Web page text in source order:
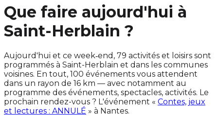
Que faire aujourd'hui à
Saint-Herblain ?
Aujourd'hui et ce week‑end, 79 activités et loisirs sont
programmés à Saint-Herblain et dans les communes
voisines. En tout, 100 événements vous attendent
dans un rayon de 16 km — avec notamment au
programme des événements, spectacles, activités. Le
prochain rendez-vous ? L'événement « Contes, jeux
et lectures : ANNULÉ » à Nantes.